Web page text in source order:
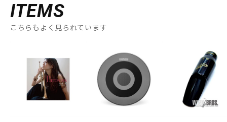
ITEMS
こちらもよく見られています